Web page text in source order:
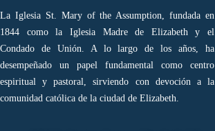
La Iglesia St. Mary of the Assumption, fundada en
1844 como la Iglesia Madre de Elizabeth y el
Condado de Unión. A lo largo de los años, ha
desempeñado un papel fundamental como centro
espiritual y pastoral, sirviendo con devoción a la
comunidad católica de la ciudad de Elizabeth.